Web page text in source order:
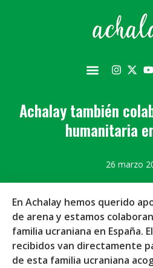
Achalay también
humanitaria
26 marzo
En Achalay hemos querido
de arena y estamos
familia ucraniana en España.
recibidos van directamente
de esta familia ucraniana